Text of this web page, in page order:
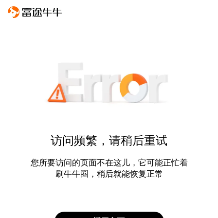
访问频繁，请稍后重试
您所要访问的页面不在这儿，它可能正忙着
刷牛牛圈，稍后就能恢复正常